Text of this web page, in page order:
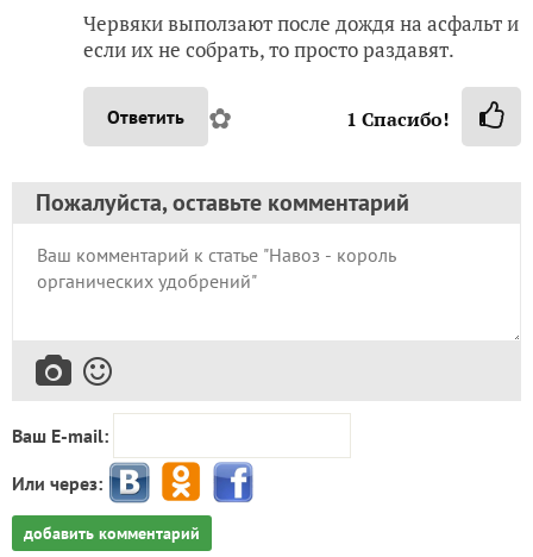
Червяки выползают после дождя на асфальт и
если их не собрать, то просто раздавят.
Ответить ✿ 1 Спасибо!
Пожалуйста, оставьте комментарий
Ваш E-mail:
Или через:
добавить комментарий